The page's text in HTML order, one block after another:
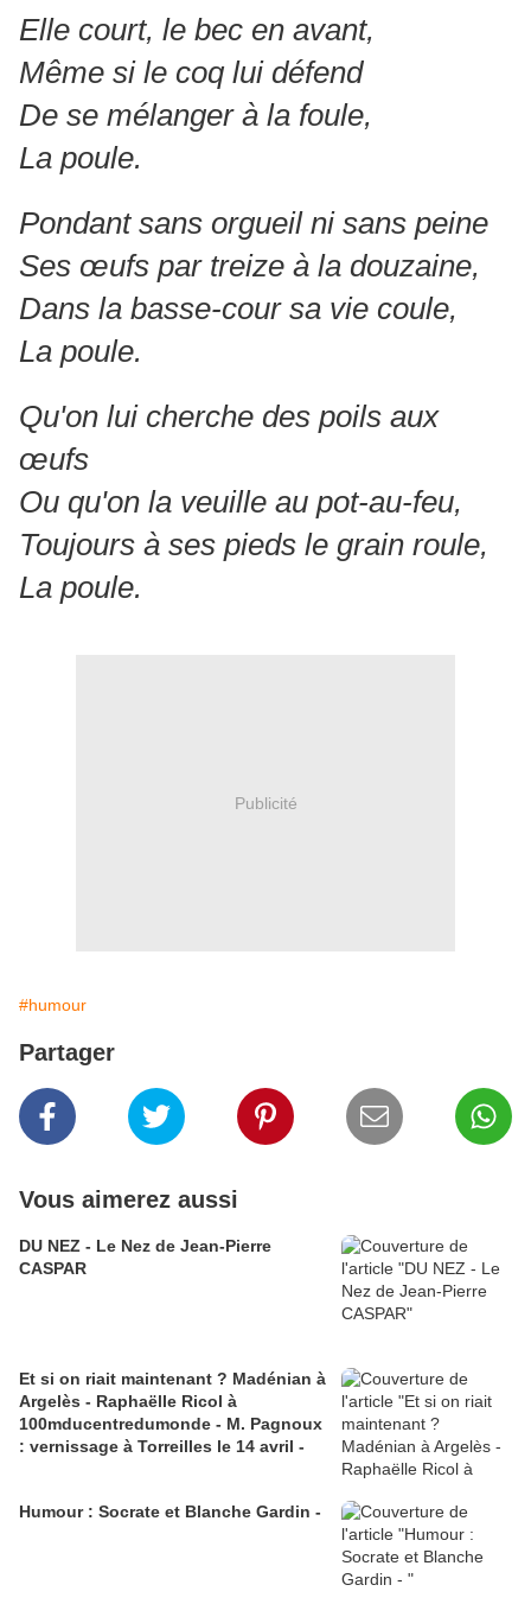
Elle court, le bec en avant,
Même si le coq lui défend
De se mélanger à la foule,
La poule.
Pondant sans orgueil ni sans peine
Ses œufs par treize à la douzaine,
Dans la basse-cour sa vie coule,
La poule.
Qu'on lui cherche des poils aux
œufs
Ou qu'on la veuille au pot-au-feu,
Toujours à ses pieds le grain roule,
La poule.
Publicité
#humour
Partager
Vous aimerez aussi
DU NEZ - Le Nez de Jean-Pierre
CASPAR
Et si on riait maintenant ? Madénian à
Argelès - Raphaëlle Ricol à
100mducentredumonde - M. Pagnoux
: vernissage à Torreilles le 14 avril -
Humour : Socrate et Blanche Gardin -